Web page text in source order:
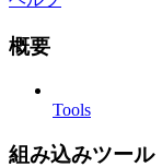
概要
Tools
組み込みツール